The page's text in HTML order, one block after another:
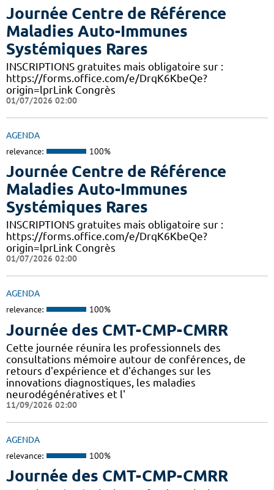
Journée Centre de Référence
Maladies Auto-Immunes
Systémiques Rares
INSCRIPTIONS gratuites mais obligatoire sur :
https://forms.office.com/e/DrqK6KbeQe?
origin=lprLink Congrès
01/07/2026 02:00
AGENDA
relevance: 100%
Journée Centre de Référence
Maladies Auto-Immunes
Systémiques Rares
INSCRIPTIONS gratuites mais obligatoire sur :
https://forms.office.com/e/DrqK6KbeQe?
origin=lprLink Congrès
01/07/2026 02:00
AGENDA
relevance: 100%
Journée des CMT-CMP-CMRR
Cette journée réunira les professionnels des
consultations mémoire autour de conférences, de
retours d'expérience et d'échanges sur les
innovations diagnostiques, les maladies
neurodégénératives et l'
11/09/2026 02:00
AGENDA
relevance: 100%
Journée des CMT-CMP-CMRR